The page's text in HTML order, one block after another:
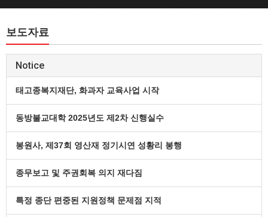
보도자료
Notice
태고종복지재단, 화과자 교육사업 시작
동방불교대학 2025년도 제2차 신행실수
봉원사, 제37회 영산재 정기시연 성황리 봉행
종무보고 및 주권회복 의지 재다짐
특정 종단 편중된 지원정책 문제점 지적